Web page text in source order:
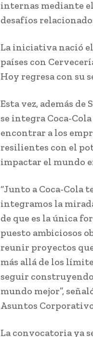
internas mediante
desafíos
La iniciativa nació
países con
Hoy regresa con su
Esta vez, además
se integra Coca-
encontrar a los
resilientes con el
impactar el mundo
“Junto a Coca-Cola
integramos la
de que es la única
puesto ambiciosos
reunir proyectos
más allá de los
seguir
mundo mejor”,
Asuntos
La convocatoria ya